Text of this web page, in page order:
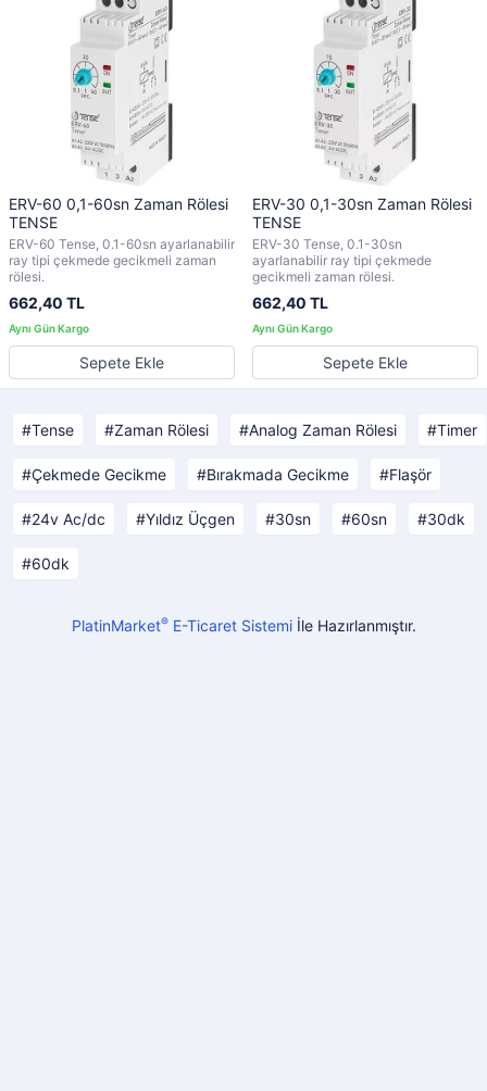
ERV-60 0,1-60sn Zaman Rölesi
TENSE
ERV-60 Tense, 0.1-60sn ayarlanabilir
ray tipi çekmede gecikmeli zaman
rölesi.
662,40 TL
Sepete Ekle
ERV-30 0,1-30sn Zaman Rölesi
TENSE
ERV-30 Tense, 0.1-30sn
ayarlanabilir ray tipi çekmede
gecikmeli zaman rölesi.
662,40 TL
Sepete Ekle
Tense Zaman Rölesi Analog Zaman Rölesi Timer
Çekmede Gecikme Bırakmada Gecikme Flaşör
24v Ac/dc Yıldız Üçgen 30sn 60sn 30dk
60dk
PlatinMarket®E-Ticaret Sistemiİle Hazırlanmıştır.